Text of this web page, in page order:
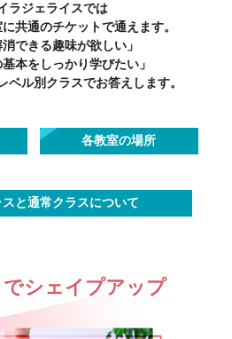
ラジェライスでは
共通のチケットで通えます。
消できる趣味が欲しい」
基本をしっかり学びたい」
ベル別クラスでお答えします。
各教室の場所
スと通常クラスについて
シェイプアップ